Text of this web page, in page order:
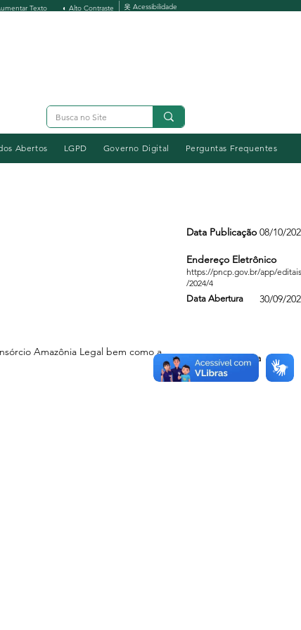
Texto ◐ Alto Contraste 옷 Acessibilidade
Abertos LGPD Governo Digital Perguntas Frequentes
Amazônia Legal bem como a
Data Publicação 08/10/
Endereço Eletrônico
https://pncp.gov.br/app/
/2024/4
Data Abertura
30/09/
Horário da Abertura
08:00